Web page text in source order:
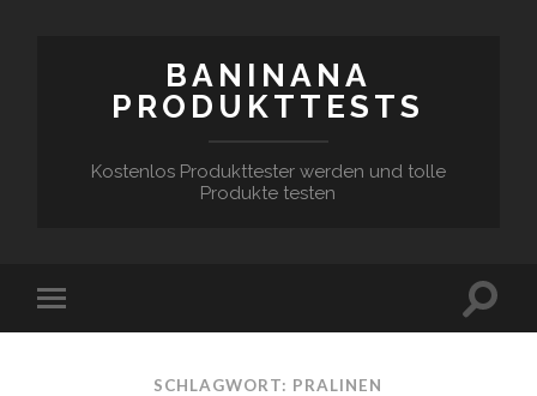
BANINANA
PRODUKTTESTS
Kostenlos Produkttester werden und tolle
Produkte testen
SCHLAGWORT: PRALINEN